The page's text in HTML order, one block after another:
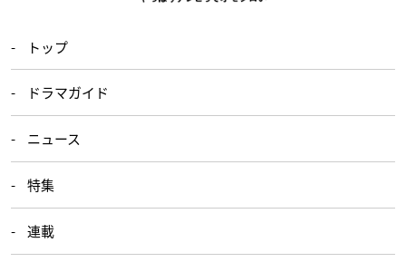
トップ
ドラマガイド
ニュース
特集
連載